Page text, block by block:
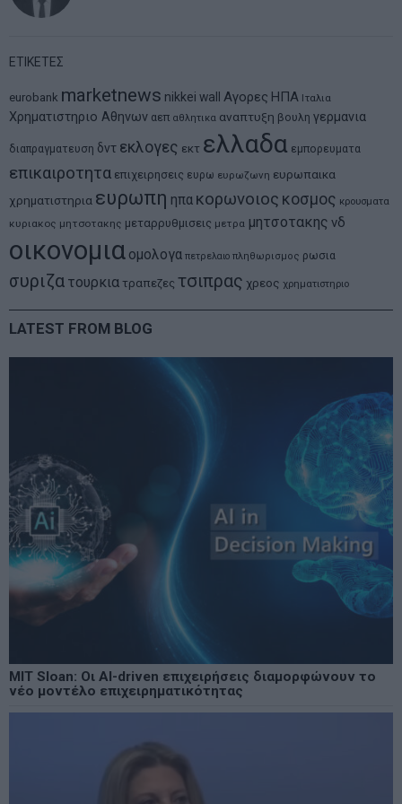
ΕΤΙΚΕΤΕΣ
eurobank marketnews nikkei wall Αγορες ΗΠΑ Ιταλια
Χρηματιστηριο Αθηνων αεπ αθλητικα αναπτυξη βουλη γερμανια
διαπραγματευση δντ εκλογες εκτ ελλαδα εμπορευματα
επικαιροτητα επιχειρησεις ευρω ευρωζωνη ευρωπαικα
χρηματιστηρια ευρωπη ηπα κορωνοιος κοσμος κρουσματα
κυριακος μητσοτακης μεταρρυθμισεις μετρα μητσοτακης νδ
οικονομια ομολογα πετρελαιο πληθωρισμος ρωσια
συριζα τουρκια τραπεζες τσιπρας χρεος χρηματιστηριο
LATEST FROM BLOG
MIT Sloan: Οι AI-driven επιχειρήσεις διαμορφώνουν το
νέο μοντέλο επιχειρηματικότητας